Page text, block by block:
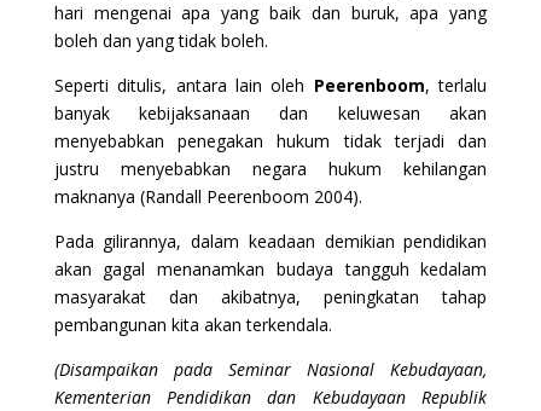
hari mengenai apa yang baik dan buruk, apa yang
boleh dan yang tidak boleh.
Seperti ditulis, antara lain oleh Peerenboom, terlalu
banyak kebijaksanaan dan keluwesan akan
menyebabkan penegakan hukum tidak terjadi dan
justru menyebabkan negara hukum kehilangan
maknanya (Randall Peerenboom 2004).
Pada gilirannya, dalam keadaan demikian pendidikan
akan gagal menanamkan budaya tangguh kedalam
masyarakat dan akibatnya, peningkatan tahap
pembangunan kita akan terkendala.
(Disampaikan pada Seminar Nasional Kebudayaan,
Kementerian Pendidikan dan Kebudayaan Republik